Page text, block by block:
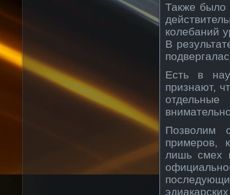
Также было
колебаний
В
Есть в
признают,
Позволим
примеров,
лишь смех